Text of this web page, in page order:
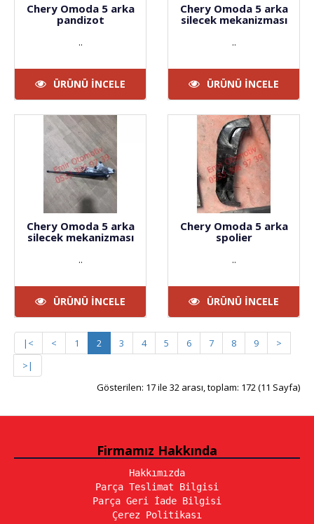
Chery Omoda 5 arka
pandizot
..
ÜRÜNÜ İNCELE
Chery Omoda 5 arka
silecek mekanizması
..
ÜRÜNÜ İNCELE
Chery Omoda 5 arka
silecek mekanizması
..
ÜRÜNÜ İNCELE
Chery Omoda 5 arka
spolier
..
ÜRÜNÜ İNCELE
|< < 1 2 3 4 5 6 7 8 9
>
>|
Gösterilen: 17 ile 32 arası, toplam: 172 (11 Sayfa)
Firmamız Hakkında
Hakkımızda
Parça Teslimat Bilgisi
Parça Geri İade Bilgisi
Çerez Politikası